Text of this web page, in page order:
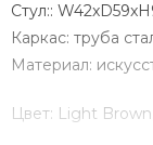
Стул::
Каркас: труба
Материал:
Цвет: Light